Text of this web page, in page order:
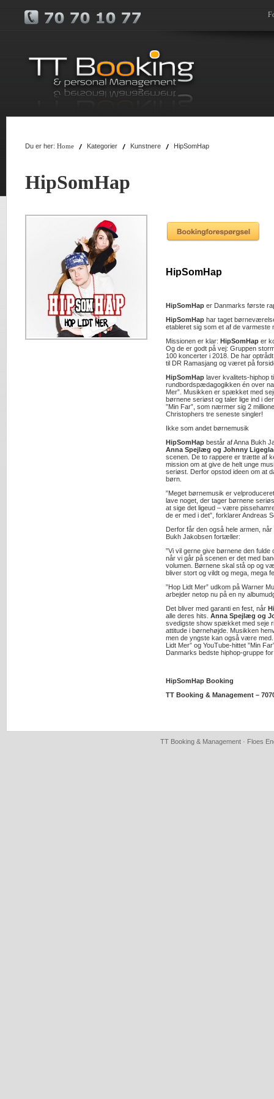
Du er her: Home Kategorier Kunstnere HipSomHap
HipSomHap
HipSomHap
HipSomHap er Danmarks første
HipSomHap har taget
etableret sig som et af de varmeste
Missionen er klar: HipSomHap er
Og de er godt på vej: Gruppen
100 koncerter i 2018. De har
til DR Ramasjang og været på
HipSomHap laver kvalitets-hiphop
rundbordspædagogikken én over
Mer”. Musikken er spækket med
børnene seriøst og taler lige ind i
”Min Far”, som nærmer sig 2
Christophers tre seneste singler!
Ikke som andet børnemusik
HipSomHap består af Anna Bukh
Anna Spejlæg og Johnny
scenen. De to rappere er trætte af
mission om at give de helt unge
seriøst. Derfor opstod ideen om at
børn.
”Meget børnemusik er
lave noget, der tager børnene
at sige det ligeud – være
de er med i det”, forklarer Andreas
Derfor får den også hele armen, når
Bukh Jakobsen fortæller:
”Vi vil gerne give børnene den
når vi går på scenen er det med
volumen. Børnene skal stå op og
bliver stort og vildt og mega, mega
”Hop Lidt Mer” udkom på Warner
arbejder netop nu på en ny
Det bliver med garanti en fest, når
alle deres hits. Anna Spejlæg og
svedigste show spækket med seje
attitude i børnehøjde. Musikken
men de yngste kan også være med.
Lidt Mer” og YouTube-hittet ”Min
Danmarks bedste hiphop-gruppe
HipSomHap Booking
TT Booking & Management –
TT Booking & Management · Floes